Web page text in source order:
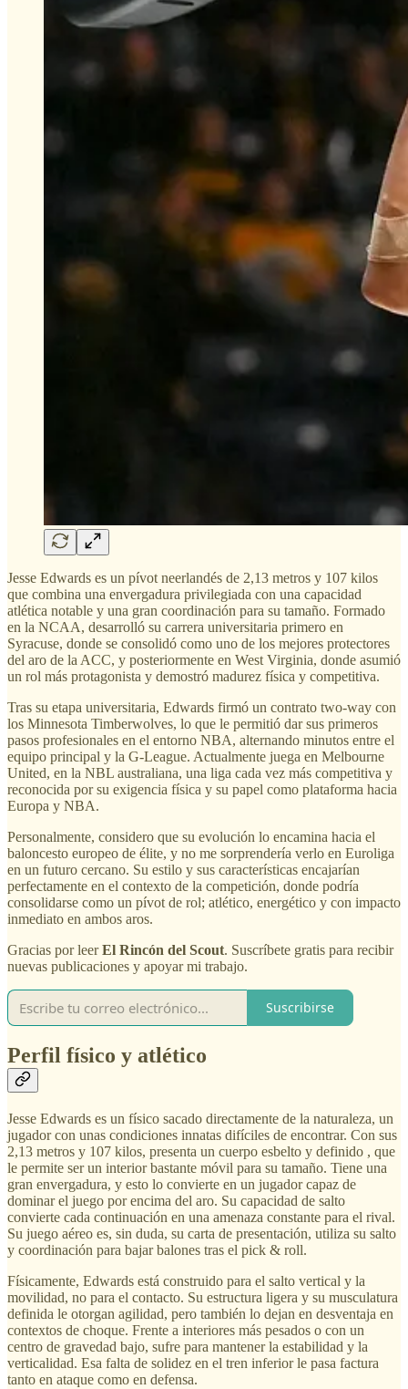
Jesse Edwards es un pívot neerlandés de 2,13 metros y 107 kilos
que combina una envergadura privilegiada con una capacidad
atlética notable y una gran coordinación para su tamaño. Formado
en la NCAA, desarrolló su carrera universitaria primero en
Syracuse, donde se consolidó como uno de los mejores protectores
del aro de la ACC, y posteriormente en West Virginia, donde asumió
un rol más protagonista y demostró madurez física y competitiva.
Tras su etapa universitaria, Edwards firmó un contrato two-way con
los Minnesota Timberwolves, lo que le permitió dar sus primeros
pasos profesionales en el entorno NBA, alternando minutos entre el
equipo principal y la G-League. Actualmente juega en Melbourne
United, en la NBL australiana, una liga cada vez más competitiva y
reconocida por su exigencia física y su papel como plataforma hacia
Europa y NBA.
Personalmente, considero que su evolución lo encamina hacia el
baloncesto europeo de élite, y no me sorprendería verlo en Euroliga
en un futuro cercano. Su estilo y sus características encajarían
perfectamente en el contexto de la competición, donde podría
consolidarse como un pívot de rol; atlético, energético y con impacto
inmediato en ambos aros.
Gracias por leerEl Rincón del Scout. Suscríbete gratis para recibir
nuevas publicaciones y apoyar mi trabajo.
Suscribirse
Perfil físico y atlético
Jesse Edwards es un físico sacado directamente de la naturaleza, un
jugador con unas condiciones innatas difíciles de encontrar. Con sus
2,13 metros y 107 kilos, presenta un cuerpo esbelto y definido , que
le permite ser un interior bastante móvil para su tamaño. Tiene una
gran envergadura, y esto lo convierte en un jugador capaz de
dominar el juego por encima del aro. Su capacidad de salto
convierte cada continuación en una amenaza constante para el rival.
Su juego aéreo es, sin duda, su carta de presentación, utiliza su salto
y coordinación para bajar balones tras el pick & roll.
Físicamente, Edwards está construido para el salto vertical y la
movilidad, no para el contacto. Su estructura ligera y su musculatura
definida le otorgan agilidad, pero también lo dejan en desventaja en
contextos de choque. Frente a interiores más pesados o con un
centro de gravedad bajo, sufre para mantener la estabilidad y la
verticalidad. Esa falta de solidez en el tren inferior le pasa factura
tanto en ataque como en defensa.